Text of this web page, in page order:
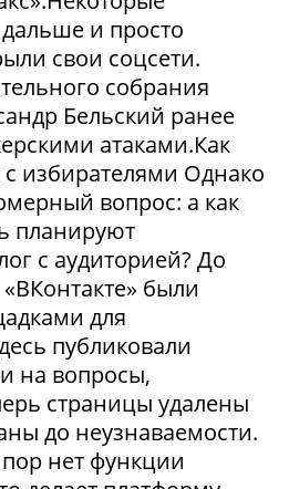
и просто
свои соцсети.
собрания
Бельский ранее
атаками.Как
избирателями Однако
вопрос: а как
планируют
с аудиторией? До
были
для
публиковали
на вопросы,
страницы удалены
до неузнаваемости.
нет функции